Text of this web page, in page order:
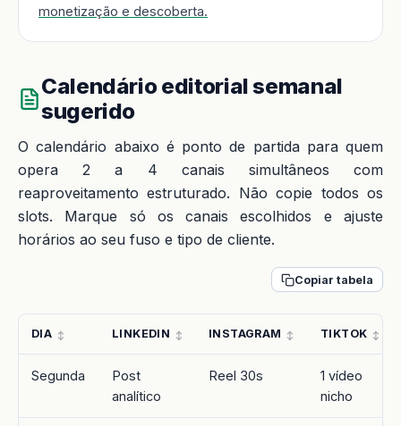
monetização e descoberta.
Calendário editorial semanal
sugerido
O calendário abaixo é ponto de partida para quem
opera 2 a 4 canais simultâneos com
reaproveitamento estruturado. Não copie todos os
slots. Marque só os canais escolhidos e ajuste
horários ao seu fuso e tipo de cliente.
Copiar tabela
DIA LINKEDIN INSTAGRAM TIKTOK
Segunda
Post
analítico
Reel 30s
1 vídeo
nicho